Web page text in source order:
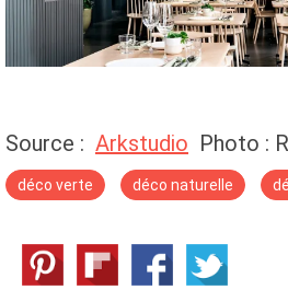
Source : Arkstudio Photo :
déco verte déco naturelle